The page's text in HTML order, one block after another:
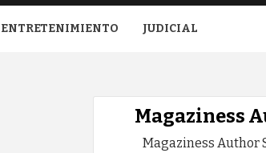
ENTRETENIMIENTO JUDICIAL
Magaziness
Magaziness Author